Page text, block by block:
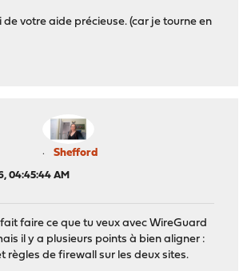
votre aide précieuse. (car je tourne en
Shefford
04:45:44 AM
faire ce que tu veux avec WireGuard
il y a plusieurs points à bien aligner :
règles de firewall sur les deux sites.